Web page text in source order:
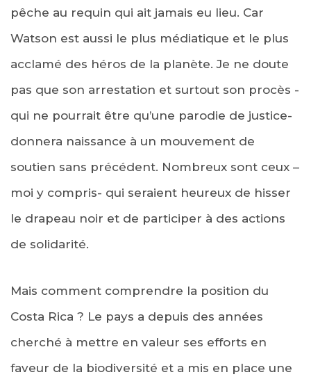
pêche au requin qui ait jamais eu lieu. Car
Watson est aussi le plus médiatique et le plus
acclamé des héros de la planète. Je ne doute
pas que son arrestation et surtout son procès -
qui ne pourrait être qu’une parodie de justice-
donnera naissance à un mouvement de
soutien sans précédent. Nombreux sont ceux –
moi y compris- qui seraient heureux de hisser
le drapeau noir et de participer à des actions
de solidarité.
Mais comment comprendre la position du
Costa Rica ? Le pays a depuis des années
cherché à mettre en valeur ses efforts en
faveur de la biodiversité et a mis en place une